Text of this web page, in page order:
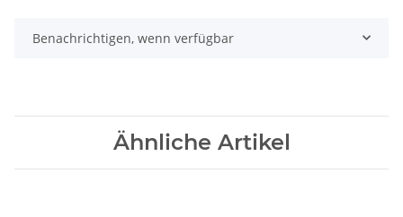
Benachrichtigen, wenn verfügbar
Ähnliche Artikel